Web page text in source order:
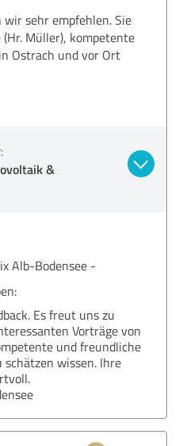
sehr empfehlen. Sie
Müller), kompetente
Ostrach und vor Ort
&
Alb-Bodensee -
Es freut uns zu
Vorträge von
und freundliche
wissen. Ihre